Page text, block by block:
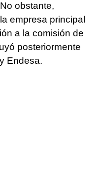
obstante,
empresa principal
a la comisión de
posteriormente
Endesa.